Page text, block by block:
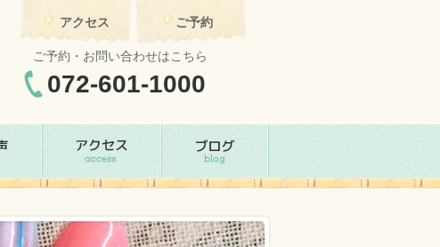
アクセス ご予約
ご予約・お問い合わせはこちら
072-601-1000